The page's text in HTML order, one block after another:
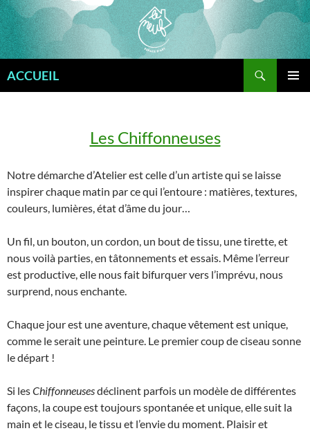
Aller
au
contenu
ACCUEIL
Les Chiffonneuses
Notre démarche d’Atelier est celle d’un artiste qui se laisse
inspirer chaque matin par ce qui l’entoure : matières, textures,
couleurs, lumières, état d’âme du jour…
Un fil, un bouton, un cordon, un bout de tissu, une tirette, et
nous voilà parties, en tâtonnements et essais. Même l’erreur
est productive, elle nous fait bifurquer vers l’imprévu, nous
surprend, nous enchante.
Chaque jour est une aventure, chaque vêtement est unique,
comme le serait une peinture. Le premier coup de ciseau sonne
le départ !
Si lesChiffonneusesdéclinent parfois un modèle de différentes
façons, la coupe est toujours spontanée et unique, elle suit la
main et le ciseau, le tissu et l’envie du moment. Plaisir et